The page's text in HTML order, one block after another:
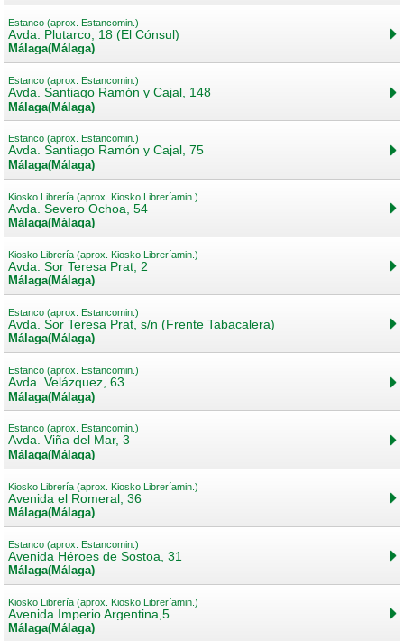
Estanco (aprox. Estancomin.)
Avda. Plutarco, 18 (El Cónsul)
Málaga(Málaga)
Estanco (aprox. Estancomin.)
Avda. Santiago Ramón y Cajal, 148
Málaga(Málaga)
Estanco (aprox. Estancomin.)
Avda. Santiago Ramón y Cajal, 75
Málaga(Málaga)
Kiosko Librería (aprox. Kiosko Libreríamin.)
Avda. Severo Ochoa, 54
Málaga(Málaga)
Kiosko Librería (aprox. Kiosko Libreríamin.)
Avda. Sor Teresa Prat, 2
Málaga(Málaga)
Estanco (aprox. Estancomin.)
Avda. Sor Teresa Prat, s/n (Frente Tabacalera)
Málaga(Málaga)
Estanco (aprox. Estancomin.)
Avda. Velázquez, 63
Málaga(Málaga)
Estanco (aprox. Estancomin.)
Avda. Viña del Mar, 3
Málaga(Málaga)
Kiosko Librería (aprox. Kiosko Libreríamin.)
Avenida el Romeral, 36
Málaga(Málaga)
Estanco (aprox. Estancomin.)
Avenida Héroes de Sostoa, 31
Málaga(Málaga)
Kiosko Librería (aprox. Kiosko Libreríamin.)
Avenida Imperio Argentina,5
Málaga(Málaga)